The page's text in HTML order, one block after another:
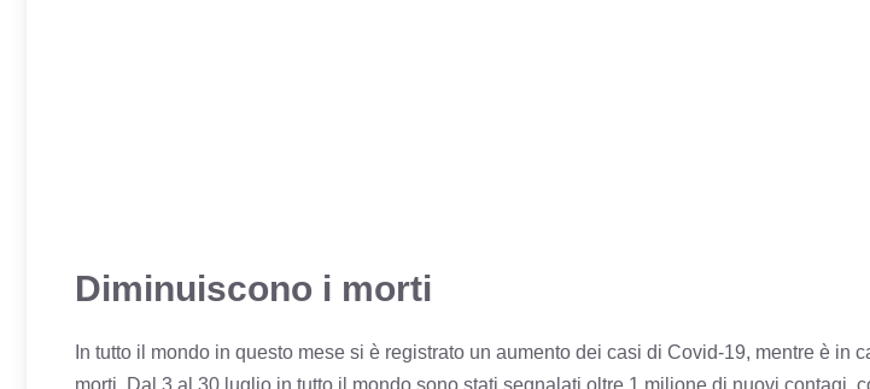
Diminuiscono i morti
In tutto il mondo in questo mese si è registrato un aumento dei casi di Covid-19, mentre è in
morti. Dal 3 al 30 luglio in tutto il mondo sono stati segnalati oltre 1 milione di nuovi contagi,